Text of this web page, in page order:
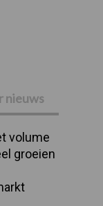
nieuws
volume
groeien